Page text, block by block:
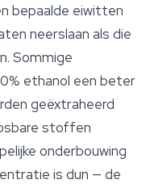
bepaalde eiwitten
neerslaan als die
Sommige
ethanol een beter
geëxtraheerd
stoffen
onderbouwing
is dun — de